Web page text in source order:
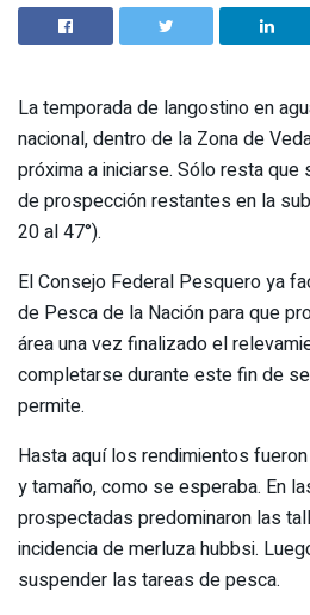
La temporada de langostino en
nacional, dentro de la Zona de
próxima a iniciarse. Sólo resta
de prospección restantes en la
20 al 47°).
El Consejo Federal Pesquero ya
de Pesca de la Nación para que
área una vez finalizado el
completarse durante este fin de
permite.
Hasta aquí los rendimientos
y tamaño, como se esperaba. En
prospectadas predominaron las
incidencia de merluza hubbsi.
suspender las tareas de pesca.